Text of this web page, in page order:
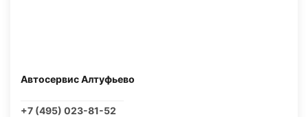
Автосервис Алтуфьево
+7 (495) 023-81-52